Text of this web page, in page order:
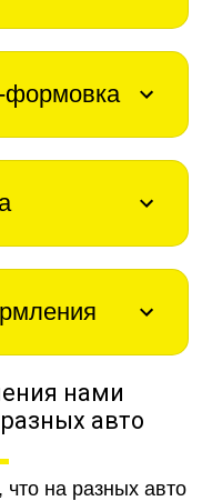
формовка
нами
авто
что на разных авто